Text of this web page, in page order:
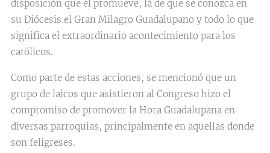
disposición que él promueve, la de que se conozca en
su Diócesis el Gran Milagro Guadalupano y todo lo que
significa el extraordinario acontecimiento para los
católicos.
Como parte de estas acciones, se mencionó que un
grupo de laicos que asistieron al Congreso hizo el
compromiso de promover la Hora Guadalupana en
diversas parroquias, principalmente en aquellas donde
son feligreses.